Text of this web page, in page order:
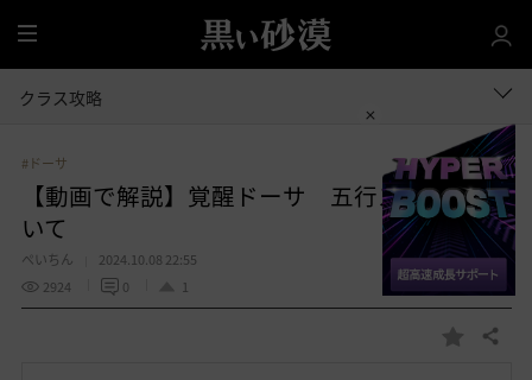
全
体
クラス攻略
#ドーサ
【動画で解説】覚醒ドーサ 五行スキルにつ
いて
ぺいちん
2024.10.08 22:55
2924
0 1
お 共有する